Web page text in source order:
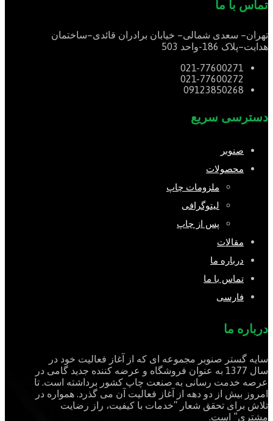
تماس با ما
تهران– سعدی شمالی– خیابان برادران قائدی–ساختمان
هدایت–پلاک واحد
021-77600271
021-77600272
09123850268
دسترسی سریع
صنوبر
محصولات
ملزومات چاپ
لیتوگرافی
پس از چاپ
مقالات
درباره ما
تماس با ما
فارسی
درباره ما
سایه گستر صنوبر مجموعه ای که از آغاز فعالیت خود در
سال 1377 به عنوان فروشگاه و عرضه کننده جدید گامی در
عرصه خدمت رسانی به صنعت چاپ کشور برداشته است. تا
امروز بیش از دو دهه از آغاز فعالیت آن می گذرد. همواره در
تلاش برای تحقق شعار “خدمات با کیفیت، راز رضایت
مشتری” است.